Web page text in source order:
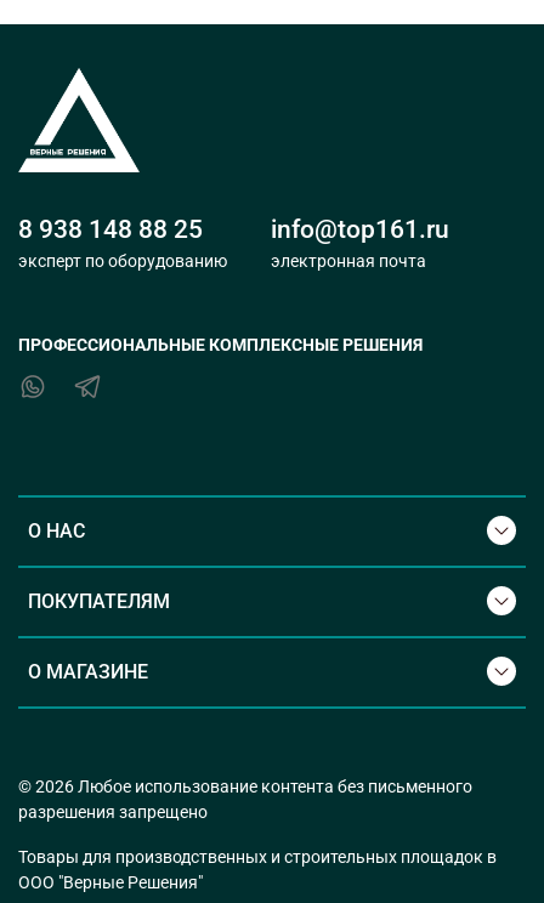
О НАС
ПОКУПАТЕЛЯМ
О МАГАЗИНЕ
8 938 148 88 25
эксперт по оборудованию
info@top161.ru
электронная почта
ПРОФЕССИОНАЛЬНЫЕ КОМПЛЕКСНЫЕ РЕШЕНИЯ
© 2026 Любое использование контента без письменного
разрешения запрещено
Товары для производственных и строительных площадок в
ООО "Верные Решения"